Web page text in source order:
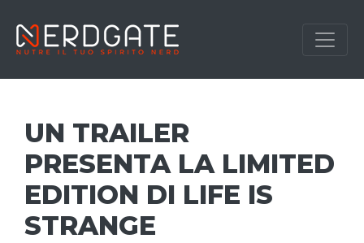
UN TRAILER
PRESENTA LA LIMITED
EDITION DI LIFE IS
STRANGE